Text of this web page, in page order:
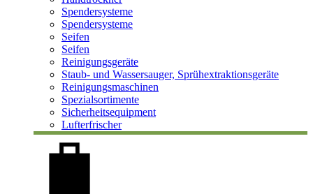
Spendersysteme
Spendersysteme
Seifen
Seifen
Reinigungsgeräte
Staub- und Wassersauger, Sprühextraktionsgeräte
Reinigungsmaschinen
Spezialsortimente
Sicherheitsequipment
Lufterfrischer